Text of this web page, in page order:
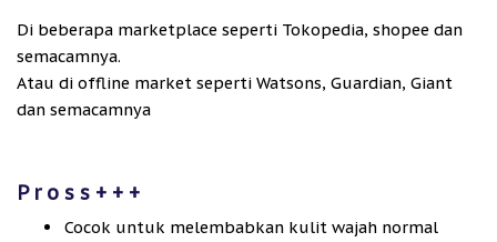
Di beberapa marketplace seperti Tokopedia, shopee dan
semacamnya.
Atau di offline market seperti Watsons, Guardian, Giant
dan semacamnya
P r o s s + + +
Cocok untuk melembabkan kulit wajah normal